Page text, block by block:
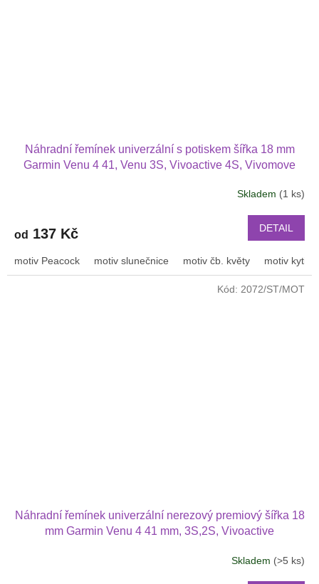
Náhradní řemínek univerzální s potiskem šířka 18 mm
Garmin Venu 4 41, Venu 3S, Vivoactive 4S, Vivomove
Skladem (1 ks)
od 137 Kč DETAIL
motiv Peacock motiv slunečnice motiv čb. květy motiv
Náhradní řemínek univerzální nerezový premiový šířka 18
mm Garmin Venu 4 41 mm, 3S,2S, Vivoactive
Skladem (>5 ks)
Kód: 2072/ST/MOT